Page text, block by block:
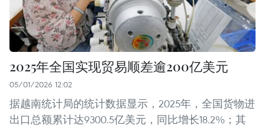
2025年全国实现贸易顺差逾200亿美元
05/01/2026 12:02
据越南统计局的统计数据显示，2025年，全国货物进
出口总额累计达9300.5亿美元，同比增长18.2%；其